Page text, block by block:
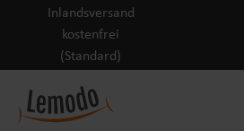
Zum Hauptinhalt springen
Inlandsversand
kostenfrei
(Standard)